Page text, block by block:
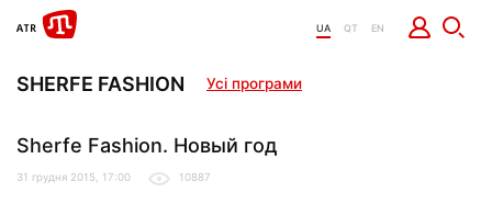
UA QT EN
SHERFE FASHION Усі програми
Sherfe Fashion. Новый год
31 грудня 2015, 17:00 10887